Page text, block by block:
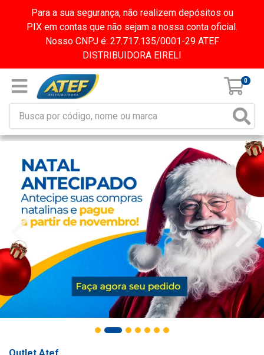
Para a sua segurança, não realizem depósitos ou
PIX em contas que não sejam a nossa conta oficial.
Nosso CNPJ é: 27.717.135/0001-29 ATEF
DISTRIBUIDORA EIRELI
0
Outlet Atef